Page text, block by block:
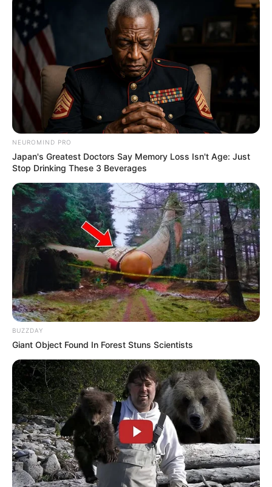
NEUROMIND PRO
Japan's Greatest Doctors Say Memory Loss Isn't Age: Just
Stop Drinking These 3 Beverages
BUZZDAY
Giant Object Found In Forest Stuns Scientists